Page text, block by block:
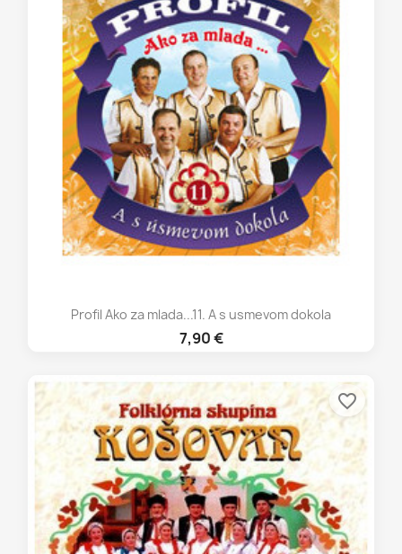
Profil Ako za mlada...11. A s usmevom dokola
7,90 €
favorite_border